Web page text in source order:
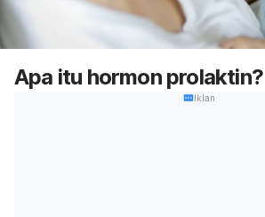
Apa itu hormon prolaktin?
Iklan